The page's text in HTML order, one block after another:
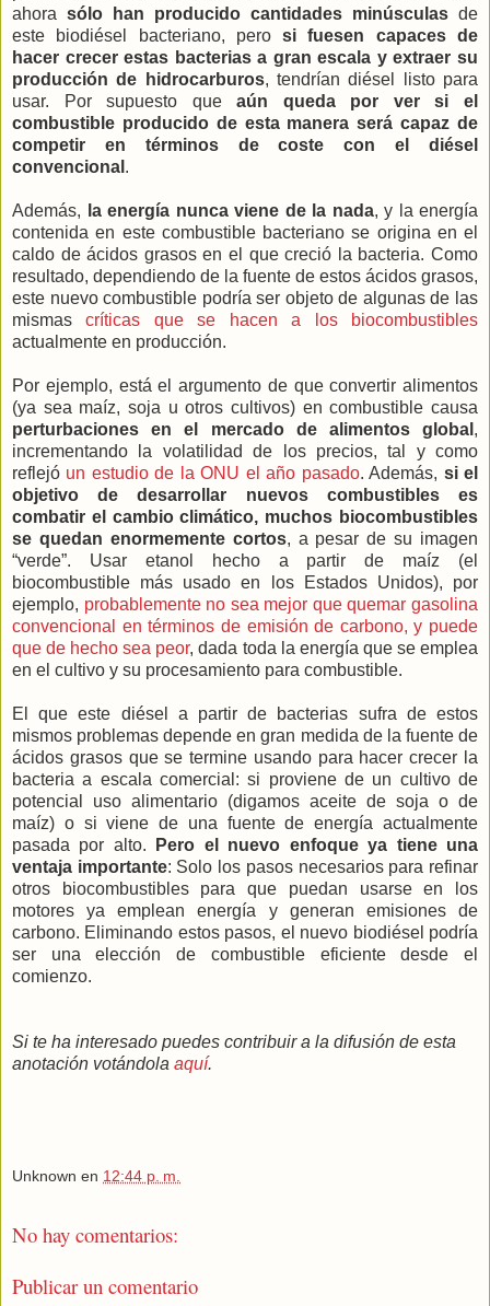
ahora sólo han producido cantidades minúsculas de
este biodiésel bacteriano, perosi fuesen capaces de
hacer crecer estas bacterias a gran escala y extraer su
producción de hidrocarburos, tendrían diésel listo para
usar. Por supuesto queaún queda por ver si el
combustible producido de esta manera será capaz de
competir en términos de coste con el diésel
convencional .
Además, la energía nunca viene de la nada, y la energía
contenida en este combustible bacteriano se origina en el
caldo de ácidos grasos en el que creció la bacteria. Como
resultado, dependiendo de la fuente de estos ácidos grasos,
este nuevo combustible podría ser objeto de algunas de las
mismascríticas que se hacen a los biocombustibles
actualmente en producción.
Por ejemplo, está el argumento de que convertir alimentos
(ya sea maíz, soja u otros cultivos) en combustible causa
perturbaciones en el mercado de alimentos global ,
incrementando la volatilidad de los precios, tal y como
reflejó un estudio de la ONU el año pasado. Además, si el
objetivo de desarrollar nuevos combustibles es
combatir el cambio climático, muchos biocombustibles
se quedan enormemente cortos, a pesar de su imagen
“verde”. Usar etanol hecho a partir de maíz (el
biocombustible más usado en los Estados Unidos), por
ejemplo, probablemente no sea mejor que quemar gasolina
convencional en términos de emisión de carbono, y puede
que de hecho sea peor, dada toda la energía que se emplea
en el cultivo y su procesamiento para combustible.
El que este diésel a partir de bacterias sufra de estos
mismos problemas depende en gran medida de la fuente de
ácidos grasos que se termine usando para hacer crecer la
bacteria a escala comercial: si proviene de un cultivo de
potencial uso alimentario (digamos aceite de soja o de
maíz) o si viene de una fuente de energía actualmente
pasada por alto.
Pero el nuevo enfoque ya tiene una
ventaja importante: Solo los pasos necesarios para refinar
otros biocombustibles para que puedan usarse en los
motores ya emplean energía y generan emisiones de
carbono. Eliminando estos pasos, el nuevo biodiésel podría
ser una elección de combustible eficiente desde el
comienzo.
Si te ha interesado puedes contribuir a la difusión de esta
anotación votándola aquí.
Unknown en 12:44 p. m.
No hay comentarios:
Publicar un comentario